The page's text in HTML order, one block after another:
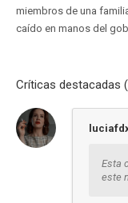
miembros de una
caído en manos del
Críticas destacadas
Esta
este